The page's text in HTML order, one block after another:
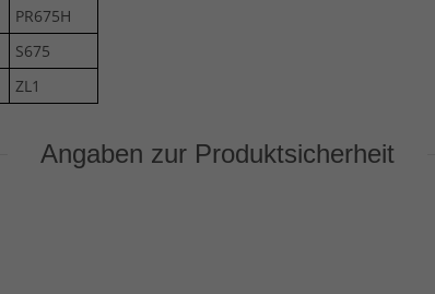
PR675H
S675
ZL1
Angaben zur Produktsicherheit